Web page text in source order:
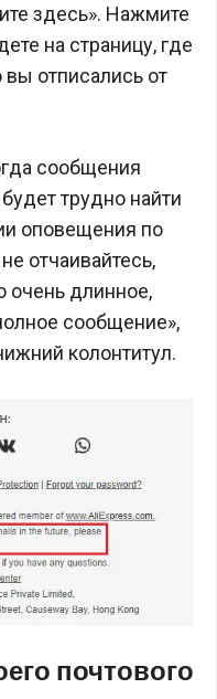
здесь». Нажмите
на страницу, где
отписались от
сообщения
трудно найти
оповещения по
отчаивайтесь,
очень длинное,
сообщение»,
колонтитул.
почтового